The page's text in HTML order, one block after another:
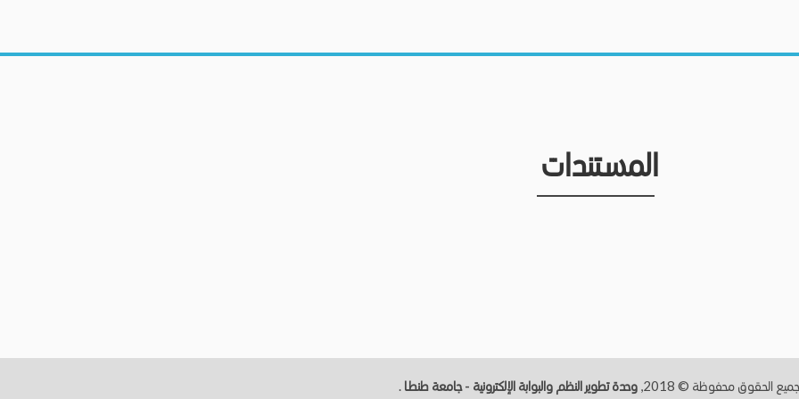
المستندات
جميع الحقوق محفوظة © 2018, وحدة تطوير النظم والبوابة الإلكترونية - جامعة طنطــا .